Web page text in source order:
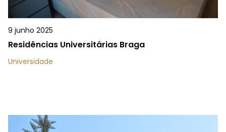
9 junho 2025
Residências Universitárias Braga
Universidade